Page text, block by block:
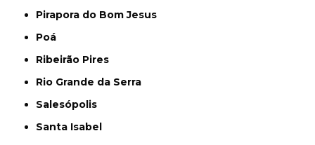
Pirapora do Bom Jesus
Poá
Ribeirão Pires
Rio Grande da Serra
Salesópolis
Santa Isabel